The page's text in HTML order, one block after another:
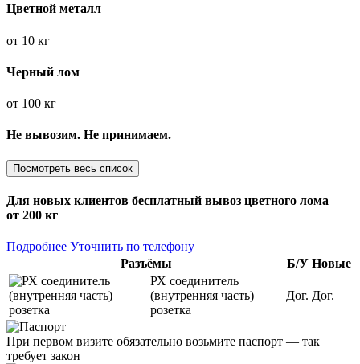
Цветной металл
от 10 кг
Черный лом
от 100 кг
Не вывозим. Не принимаем.
Посмотреть весь список
Для новых клиентов бесплатный вывоз цветного лома
от 200 кг
Подробнее Уточнить по телефону
Разъёмы
Б/У Новые
РХ соединитель
(внутренняя часть)
розетка
Дог. Дог.
При первом визите обязательно возьмите паспорт — так
требует закон